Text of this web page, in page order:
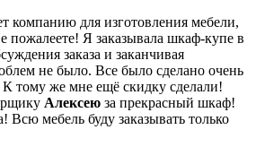
компанию для изготовления мебели,
Я заказывала шкаф-купе в
заказа и заканчивая
не было. Все было сделано очень
К тому же мне ещё скидку сделали!
Алексею за прекрасный шкаф!
Всю мебель буду заказывать только